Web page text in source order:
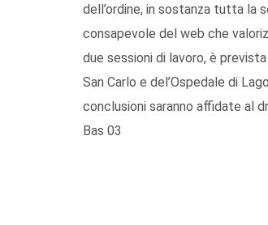
dell’ordine, in sostanza tutta la
consapevole del web che
due sessioni di lavoro, è
San Carlo e del’Ospedale di
conclusioni saranno affidate al
Bas 03